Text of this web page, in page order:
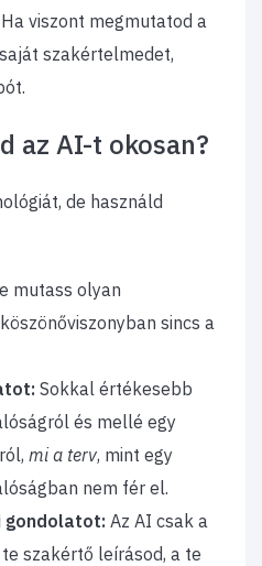
viszont megmutatod a
szakértelmedet,
az AI-t okosan?
de használd
mutass olyan
sincs a
Sokkal értékesebb
és mellé egy
mi a terv, mint egy
nem fér el.
gondolatot: Az AI csak a
szakértő leírásod, a te